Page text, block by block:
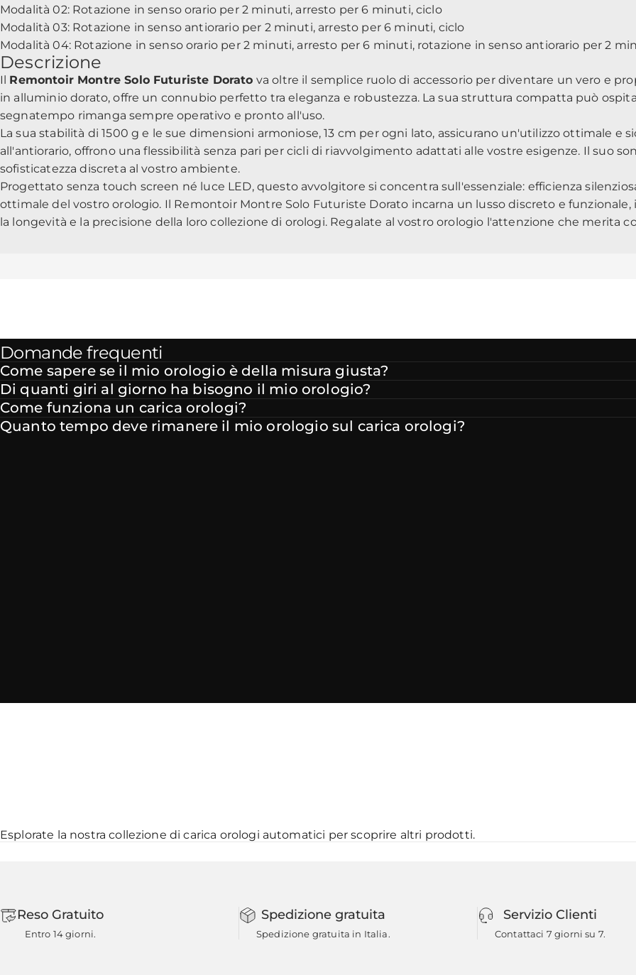
Modalità 02: Rotazione in senso orario per 2 minuti, arresto per 6 minuti, ciclo
Modalità 03: Rotazione in senso antiorario per 2 minuti, arresto per 6 minuti, ciclo
Modalità 04: Rotazione in senso orario per 2 minuti, arresto per 6 minuti, rotazione in senso antiorario per 2
Descrizione
Il Remontoir Montre Solo Futuriste Dorato va oltre il semplice ruolo di accessorio per diventare un vero e
in alluminio dorato, offre un connubio perfetto tra eleganza e robustezza. La sua struttura compatta può
segnatempo rimanga sempre operativo e pronto all'uso.
La sua stabilità di 1500 g e le sue dimensioni armoniose, 13 cm per ogni lato, assicurano un'utilizzo ottimale e
all'antiorario, offrono una flessibilità senza pari per cicli di riavvolgimento adattati alle vostre esigenze. Il suo
sofisticatezza discreta al vostro ambiente.
Progettato senza touch screen né luce LED, questo avvolgitore si concentra sull'essenziale: efficienza
ottimale del vostro orologio. Il Remontoir Montre Solo Futuriste Dorato incarna un lusso discreto e
la longevità e la precisione della loro collezione di orologi. Regalate al vostro orologio l'attenzione che merita
Domande frequenti
Come sapere se il mio orologio è della misura giusta?
Di quanti giri al giorno ha bisogno il mio orologio?
Come funziona un carica orologi?
Quanto tempo deve rimanere il mio orologio sul carica orologi?
Esplorate la nostra collezione dicarica orologi automatici per scoprire altri prodotti.
Reso Gratuito
Entro 14 giorni.
Spedizione gratuita
Spedizione gratuita in Italia.
Servizio Clienti
Contattaci 7 giorni su 7.